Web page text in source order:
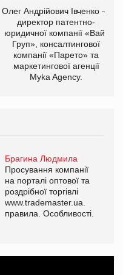
Олег Андрійович Івченко —
директор патентно-
юридичної компанії «Вайз
Груп», консалтингової
компанії «Парето» та
маркетингової агенції
Myka Agency.
Брагина Людмила
Просування компанії
на порталі оптової та
роздрібної торгівлі
www.trademaster.ua.
правила. Особливості.